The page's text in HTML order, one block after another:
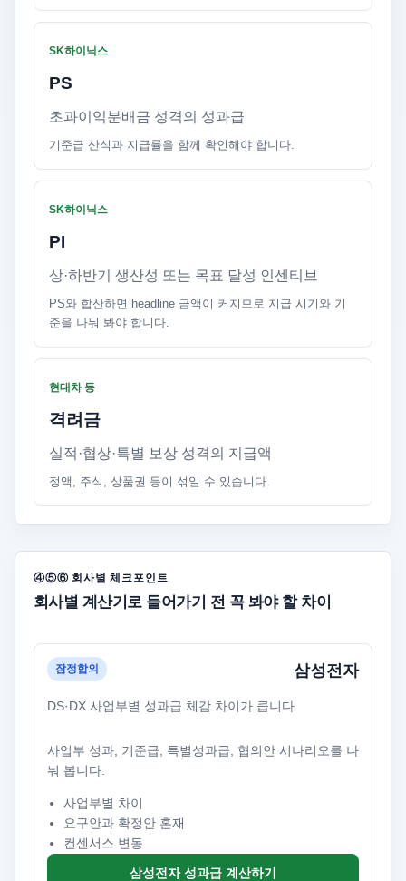
SK하이닉스
PS
초과이익분배금 성격의 성과급
기준급 산식과 지급률을 함께 확인해야 합니다.
SK하이닉스
PI
상·하반기 생산성 또는 목표 달성 인센티브
PS와 합산하면 headline 금액이 커지므로 지급 시기와 기
준을 나눠 봐야 합니다.
현대차 등
격려금
실적·협상·특별 보상 성격의 지급액
정액, 주식, 상품권 등이 섞일 수 있습니다.
④⑤⑥ 회사별 체크포인트
회사별 계산기로 들어가기 전 꼭 봐야 할 차이
잠정합의 삼성전자
DS·DX 사업부별 성과급 체감 차이가 큽니다.
사업부 성과, 기준급, 특별성과급, 협의안 시나리오를 나
눠 봅니다.
사업부별 차이
요구안과 확정안 혼재
컨센서스 변동
삼성전자 성과급 계산하기